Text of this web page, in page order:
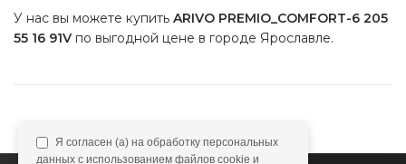
У нас вы можете купить ARIVO PREMIO_COMFORT-6 205
55 16 91V по выгодной цене в городе Ярославле.
Я согласен (а) на обработку персональных
данных с использованием файлов cookie и